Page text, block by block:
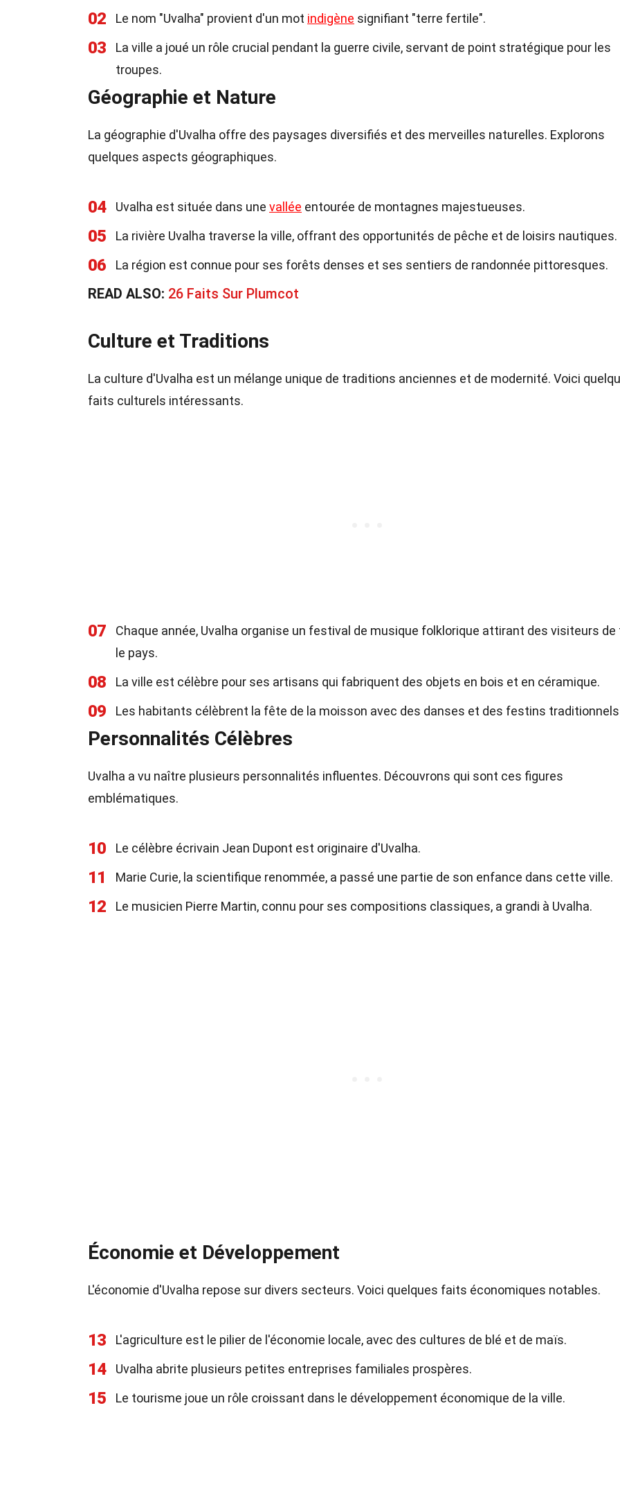
02 Le nom "Uvalha" provient d'un mot indigène signifiant "terre fertile".
03
La ville a joué un rôle crucial pendant la guerre civile, servant de point stratégique pour les
troupes.
Géographie et Nature
La géographie d'Uvalha offre des paysages diversifiés et des merveilles naturelles. Explorons
quelques aspects géographiques.
04 Uvalha est située dans une vallée entourée de montagnes majestueuses.
05 La rivière Uvalha traverse la ville, offrant des opportunités de pêche et de loisirs nautiques.
06 La région est connue pour ses forêts denses et ses sentiers de randonnée pittoresques.
READ ALSO: 26 Faits Sur Plumcot
Culture et Traditions
La culture d'Uvalha est un mélange unique de traditions anciennes et de modernité. Voici
faits culturels intéressants.
07
Chaque année, Uvalha organise un festival de musique folklorique attirant des visiteurs
le pays.
08 La ville est célèbre pour ses artisans qui fabriquent des objets en bois et en céramique.
09 Les habitants célèbrent la fête de la moisson avec des danses et des festins
Personnalités Célèbres
Uvalha a vu naître plusieurs personnalités influentes. Découvrons qui sont ces figures
emblématiques.
10 Le célèbre écrivain Jean Dupont est originaire d'Uvalha.
11 Marie Curie, la scientifique renommée, a passé une partie de son enfance dans cette ville.
12 Le musicien Pierre Martin, connu pour ses compositions classiques, a grandi à Uvalha.
Économie et Développement
L'économie d'Uvalha repose sur divers secteurs. Voici quelques faits économiques notables.
13 L'agriculture est le pilier de l'économie locale, avec des cultures de blé et de maïs.
14 Uvalha abrite plusieurs petites entreprises familiales prospères.
15 Le tourisme joue un rôle croissant dans le développement économique de la ville.